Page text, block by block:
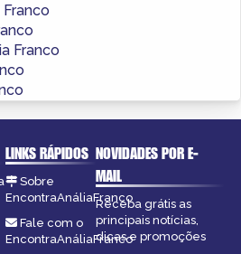
Franco
LINKS RÁPIDOS
Sobre
EncontraAnáliaFranco
Fale com o
EncontraAnáliaFranco
NOVIDADES POR E-
MAIL
Receba grátis as
principais notícias,
dicas e promoções